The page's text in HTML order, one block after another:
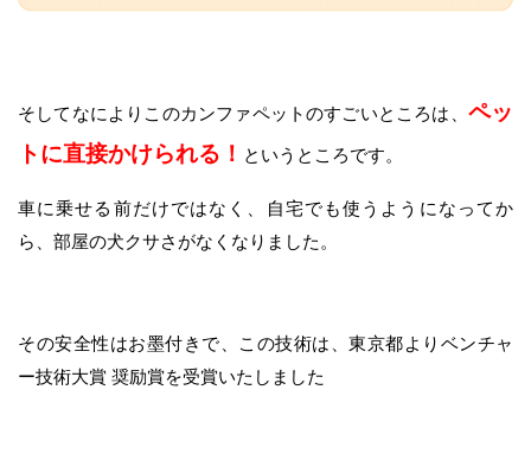
そしてなによりこのカンファペットのすごいところは、 ペッ
トに直接かけられる！ というところです。
車に乗せる前だけではなく、自宅でも使うようになってか
ら、部屋の犬クサさがなくなりました。
その安全性はお墨付きで、この技術は、東京都よりベンチャ
ー技術大賞 奨励賞を受賞いたしました